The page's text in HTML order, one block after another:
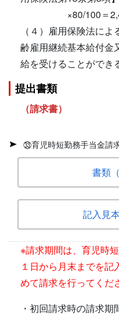
×80/100＝
（４）雇用保険法に
齢雇用継続基本給付金
給を受けることができ
提出書類
（請求書）
㉝育児時短勤務手当金請
書類
記入見
※請求期間は、育児時
１日から月末までを記
めて請求を行ってくだ
・初回請求時の請求